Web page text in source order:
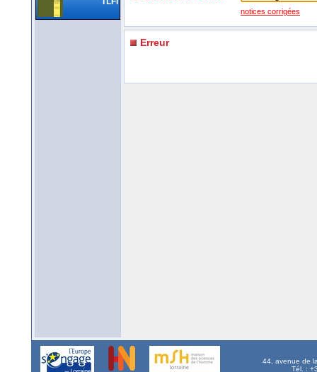
notices corrigées
Erreur
44, avenue de
Tél. :